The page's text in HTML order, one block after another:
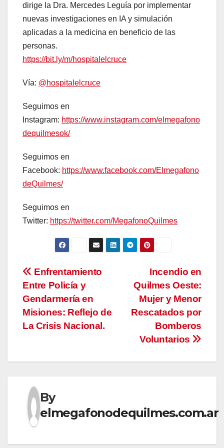
dirige la Dra. Mercedes Leguía por implementar
nuevas investigaciones en IA y simulación
aplicadas a la medicina en beneficio de las
personas.
https://bit.ly/m/hospitalelcruce
Vía: @hospitalelcruce
Seguimos en
Instagram: https://www.instagram.com/elmegafono
dequilmesok/
Seguimos en
Facebook: https://www.facebook.com/Elmegafono
deQuilmes/
Seguimos en
Twitter: https://twitter.com/MegafonoQuilmes
Navegación
de
entradas
Incendio en
Quilmes Oeste:
Mujer y Menor
Rescatados por
Bomberos
Voluntarios
Enfrentamiento
Entre Policía y
Gendarmería en
Misiones: Reflejo de
La Crisis Nacional.
By
elmegafonodequilmes.com.ar